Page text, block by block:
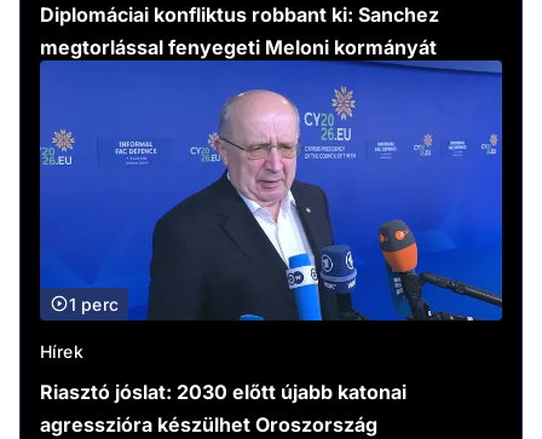
Diplomáciai konfliktus robbant ki: Sanchez
megtorlással fenyegeti Meloni kormányát
1 perc
Hírek
Riasztó jóslat: 2030 előtt újabb katonai
agresszióra készülhet Oroszország